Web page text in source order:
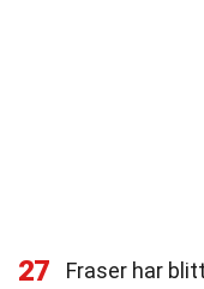
27 Fraser har